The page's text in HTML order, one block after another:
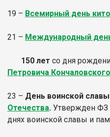
19 – Всемирный день
21 – Международный
150 лет со дня
Петровича Кончаловского
23 – День воинской
Отечества. Утвержден ФЗ
днях воинской славы и